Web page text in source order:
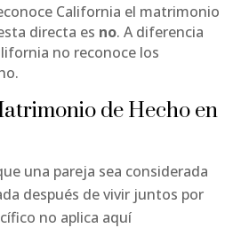
California el matrimonio
directa es no. A diferencia
no reconoce los
de Hecho en
una pareja sea considerada
después de vivir juntos por
no aplica aquí